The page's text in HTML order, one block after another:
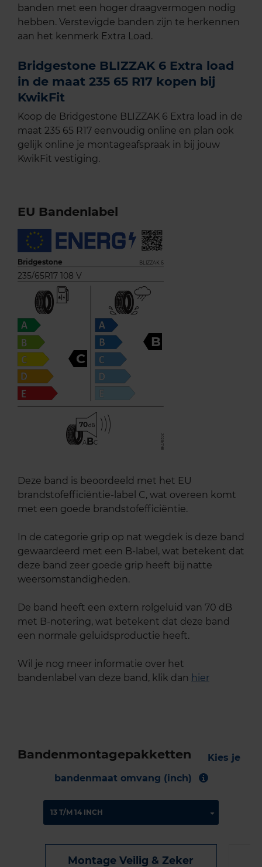
banden met een hoger draagvermogen nodig
hebben. Verstevigde banden zijn te herkennen
aan het kenmerk Extra Load.
Bridgestone BLIZZAK 6 Extra load
in de maat 235 65 R17 kopen bij
KwikFit
Koop de Bridgestone BLIZZAK 6 Extra load in de
maat 235 65 R17 eenvoudig online en plan ook
gelijk online je montageafspraak in bij jouw
KwikFit vestiging.
EU Bandenlabel
Bridgestone BLIZZAK 6
235/65R17 108 V
C
B
70
ABC
Deze band is beoordeeld met het EU
brandstofefficiëntie-label C, wat overeen komt
met een goede brandstofefficiëntie.
In de categorie grip op nat wegdek is deze band
gewaardeerd met een B-label, wat betekent dat
deze band zeer goede grip heeft bij natte
weersomstandigheden.
De band heeft een extern rolgeluid van 70 dB
met B-notering, wat betekent dat deze band
een normale geluidsproductie heeft.
Wil je nog meer informatie over het
bandenlabel van deze band, klik dan hier
Bandenmontagepakketten
Kies je
bandenmaat omvang (inch)
Montage Veilig & Zeker